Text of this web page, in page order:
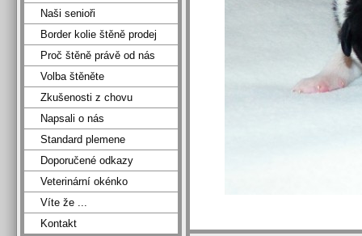
Naši senioři
Border kolie štěně prodej
Proč štěně právě od nás
Volba štěněte
Zkušenosti z chovu
Napsali o nás
Standard plemene
Doporučené odkazy
Veterinární okénko
Víte že ...
Kontakt